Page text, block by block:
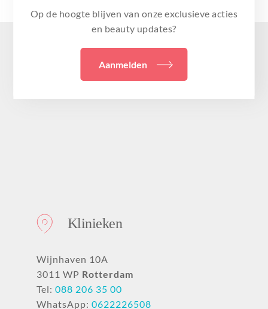
Op de hoogte blijven van onze exclusieve acties
en beauty updates?
Aanmelden
Klinieken
Wijnhaven 10A
3011 WP Rotterdam
Tel: 088 206 35 00
WhatsApp: 0622226508